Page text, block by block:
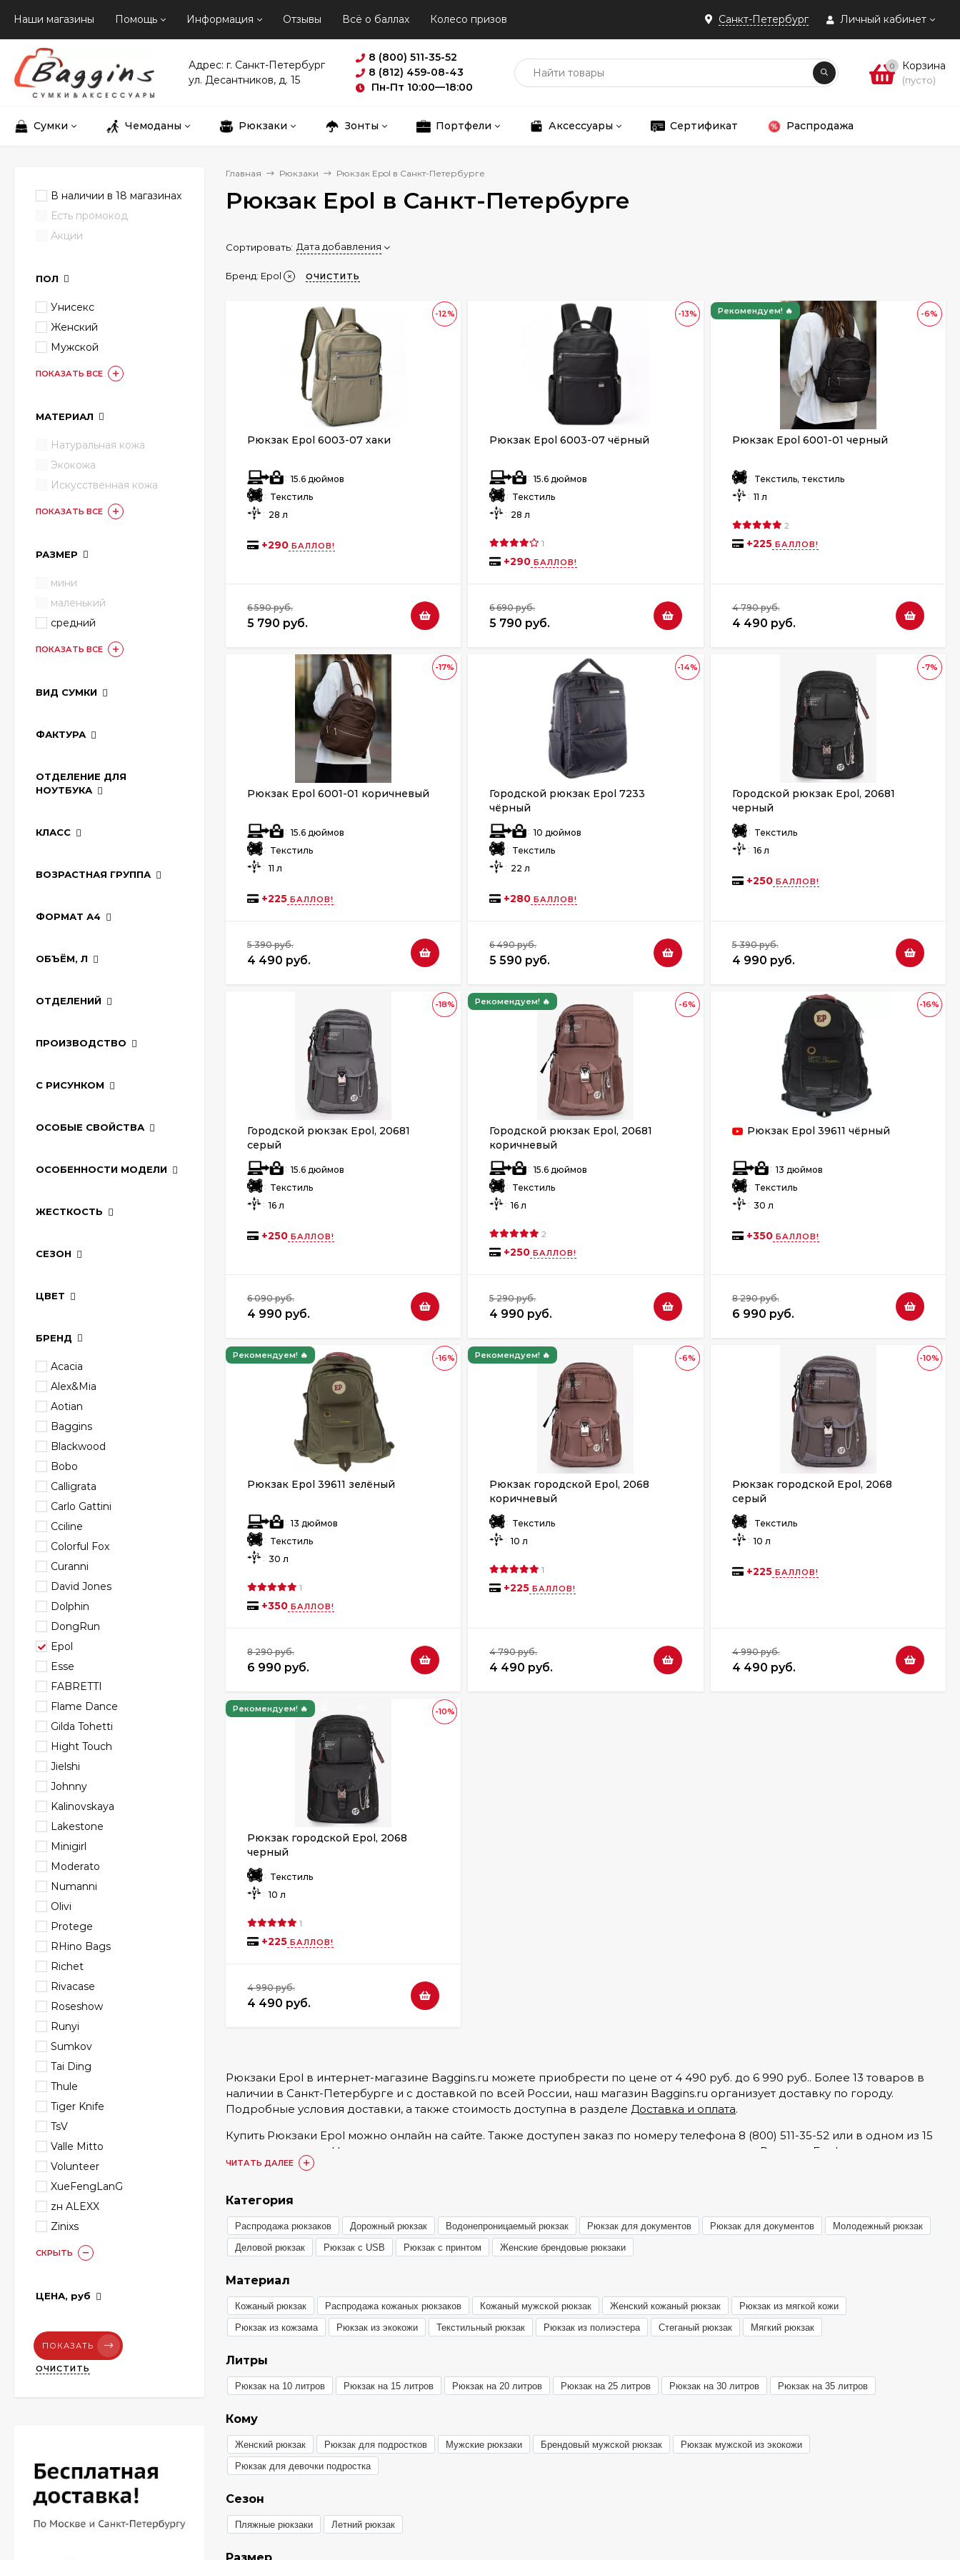
Санкт-Петербург Личный кабинет
Наши магазины Помощь Информация Отзывы Всё о баллах Колесо призов
Адрес: г. Санкт-Петербург
ул. Десантников, д. 15
8 (800) 511-35-52
8 (812) 459-08-43
Пн-Пт 10:00—18:00
0 Корзина
(пусто)
Сумки Чемоданы Рюкзаки Зонты Портфели Аксессуары Сертификат Распродажа
Главная Рюкзаки Рюкзак Epol в Санкт-Петербурге
Рюкзак Epol в Санкт-Петербурге
Сортировать: Дата добавления
Бренд: Epol ОЧИСТИТЬ
-12%
Рюкзак Epol 6003-07 хаки
: 15.6 дюймов
: Текстиль
: 28 л
+290 БАЛЛОВ!
6 590 руб.
5 790 руб.
-13%
Рюкзак Epol 6003-07 чёрный
: 15.6 дюймов
: Текстиль
: 28 л
1
+290 БАЛЛОВ!
6 690 руб.
5 790 руб.
-6%
Рекомендуем! 🔥
Рюкзак Epol 6001-01 черный
: Текстиль, текстиль
: 11 л
2
+225БАЛЛОВ!
4 790 руб.
4 490 руб.
-17%
Рюкзак Epol 6001-01 коричневый
: 15.6 дюймов
: Текстиль
: 11 л
+225 БАЛЛОВ!
5 390 руб.
4 490 руб.
-14%
Городской рюкзак Epol 7233
чёрный
: 10 дюймов
: Текстиль
: 22 л
+280 БАЛЛОВ!
6 490 руб.
5 590 руб.
-7%
Городской рюкзак Epol, 20681
черный
: Текстиль
: 16 л
+250БАЛЛОВ!
5 390 руб.
4 990 руб.
-18%
Городской рюкзак Epol, 20681
серый
: 15.6 дюймов
: Текстиль
: 16 л
+250 БАЛЛОВ!
6 090 руб.
4 990 руб.
-6%
Рекомендуем! 🔥
Городской рюкзак Epol, 20681
коричневый
: 15.6 дюймов
: Текстиль
: 16 л
2
+250 БАЛЛОВ!
5 290 руб.
4 990 руб.
-16%
Рюкзак Epol 39611 чёрный
: 13 дюймов
: Текстиль
: 30 л
+350БАЛЛОВ!
8 290 руб.
6 990 руб.
-16%
Рекомендуем! 🔥
Рюкзак Epol 39611 зелёный
: 13 дюймов
: Текстиль
: 30 л
1
+350 БАЛЛОВ!
8 290 руб.
6 990 руб.
-6%
Рекомендуем! 🔥
Рюкзак городской Epol, 2068
коричневый
: Текстиль
: 10 л
1
+225 БАЛЛОВ!
4 790 руб.
4 490 руб.
-10%
Рюкзак городской Epol, 2068
серый
: Текстиль
: 10 л
+225БАЛЛОВ!
4 990 руб.
4 490 руб.
-10%
Рекомендуем! 🔥
Рюкзак городской Epol, 2068
черный
: Текстиль
: 10 л
1
+225 БАЛЛОВ!
4 990 руб.
4 490 руб.
Рюкзаки Epol в интернет-магазине Baggins.ru можете приобрести по цене от 4 490 руб. до 6 990 руб.. Более 13 товаров в
наличии в Санкт-Петербурге и с доставкой по всей России, наш магазин Baggins.ru организует доставку по городу.
Подробные условия доставки, а также стоимость доступна в разделе Доставка и оплата.
Купить Рюкзаки Epol можно онлайн на сайте. Также доступен заказ по номеру телефона 8 (800) 511-35-52 или в одном из 15
наших магазинов. Наши постоянные покупатели по достоинству оценили товары категории Рюкзаки Epol, они оставили
более 1748 отзывов, с которыми вы можете ознакомиться в товарах или разделе
Любой из представленных товаров сертифицирован, ознакомиться с гарантией вы можете в разделе
ЧИТАТЬ ДАЛЕЕ
Категория
Распродажа рюкзаков Дорожный рюкзак Водонепроницаемый рюкзак Рюкзак для документов Рюкзак для документов
Молодежный рюкзак
Деловой рюкзак
Рюкзак с USB Рюкзак с принтом Женские брендовые рюкзаки
Материал
Кожаный рюкзак Распродажа кожаных рюкзаков Кожаный мужской рюкзак Женский кожаный рюкзак
Рюкзак из мягкой кожи
Рюкзак из кожзама
Рюкзак из экокожи Текстильный рюкзак Рюкзак из полиэстера Стеганый рюкзак Мягкий рюкзак
Литры
Рюкзак на 10 литров Рюкзак на 15 литров Рюкзак на 20 литров Рюкзак на 25 литров Рюкзак на 30 литров Рюкзак на 35 литров
Кому
Женский рюкзак Рюкзак для подростков Мужские рюкзаки Брендовый мужской рюкзак
Рюкзак мужской из экокожи
Рюкзак для девочки подростка
Сезон
Пляжные рюкзаки Летний рюкзак
В наличии в 18 магазинах
Есть промокод
Акции
ПОЛ
Унисекс
Женский
Мужской
ПОКАЗАТЬ ВСЕ
МАТЕРИАЛ
Натуральная кожа
Экокожа
Искусственная кожа
ПОКАЗАТЬ ВСЕ
РАЗМЕР
мини
маленький
средний
ПОКАЗАТЬ ВСЕ
ВИД СУМКИ
ФАКТУРА
ОТДЕЛЕНИЕ ДЛЯ
НОУТБУКА
КЛАСС
ВОЗРАСТНАЯ ГРУППА
ФОРМАТ А4
ОБЪЁМ, Л
ОТДЕЛЕНИЙ
ПРОИЗВОДСТВО
С РИСУНКОМ
ОСОБЫЕ СВОЙСТВА
ОСОБЕННОСТИ МОДЕЛИ
ЖЕСТКОСТЬ
СЕЗОН
ЦВЕТ
БРЕНД
Acacia
Alex&Mia
Aotian
Baggins
Blackwood
Bobo
Calligrata
Carlo Gattini
Cciline
Colorful Fox
Curanni
David Jones
Dolphin
DongRun
Epol
Esse
FABRETTI
Flame Dance
Gilda Tohetti
Hight Touch
Jielshi
Johnny
Kalinovskaya
Lakestone
Minigirl
Moderato
Numanni
Olivi
Protege
RHino Bags
Richet
Rivacase
Roseshow
Runyi
Sumkov
Tai Ding
Thule
Tiger Knife
TsV
Valle Mitto
Volunteer
XueFengLanG
zн ALEXX
Zinixs
СКРЫТЬ
ЦЕНА, руб
ПОКАЗАТЬ
ОЧИСТИТЬ